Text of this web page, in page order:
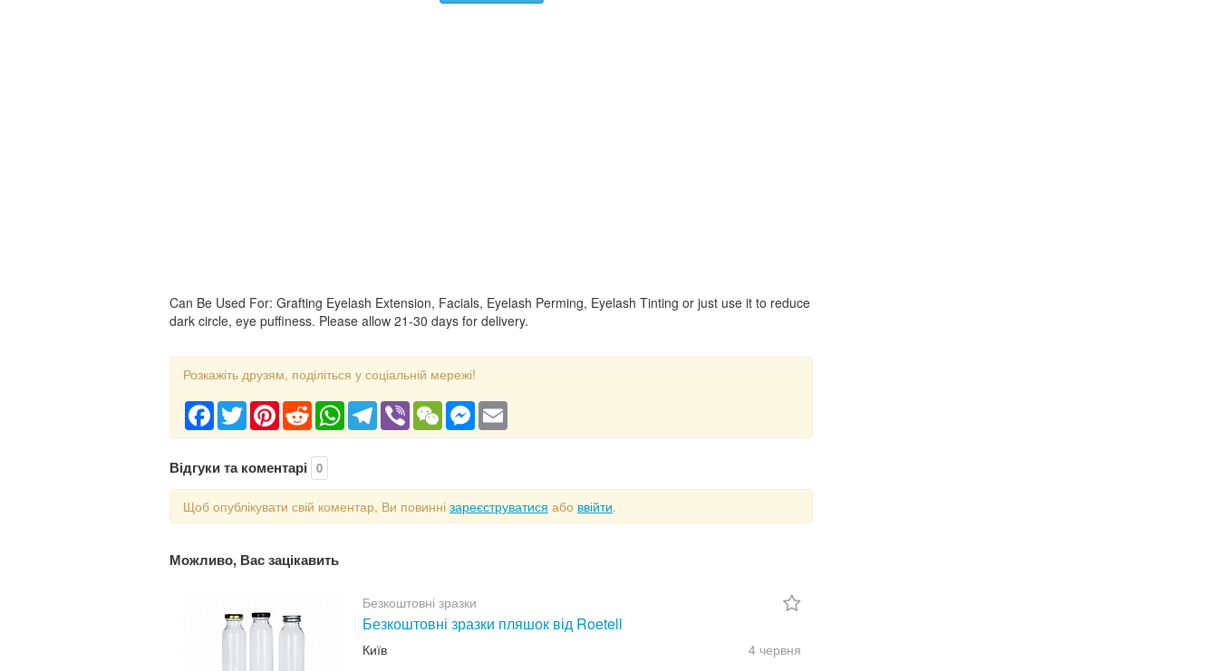
Can Be Used For: Grafting Eyelash Extension, Facials, Eyelash Perming, Eyelash Tinting or just use it to reduce
dark circle, eye puffiness. Please allow 21-30 days for delivery.
Розкажіть друзям, поділіться у соціальній мережі!
Facebook
TwitterPinterestRedditWhatsAppTelegram
Viber WeChatMessenger
Відгуки та коментарі 0
Щоб опублікувати свій коментар, Ви повинні зареєструватися або ввійти.
Можливо, Вас зацікавить
Безкоштовні зразки
Безкоштовні зразки пляшок від Roetell
Київ 4 червня